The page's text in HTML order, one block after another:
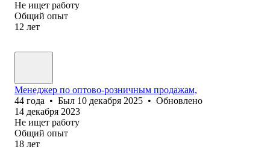
Не ищет работу
Общий опыт
12 лет
Менеджер по оптово-розничным продажам,
44 года • Был 10 декабря 2025 • Обновлено
14 декабря 2023
Не ищет работу
Общий опыт
18 лет